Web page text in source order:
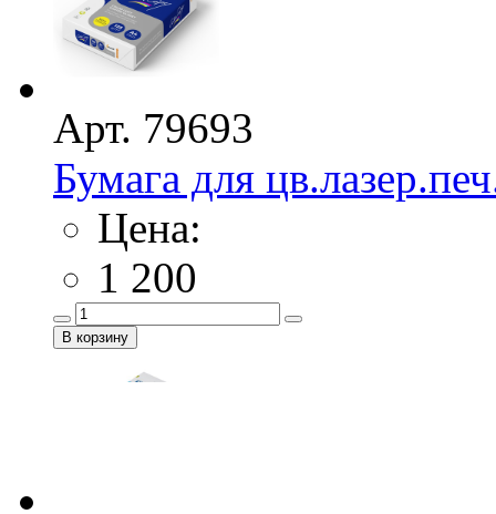
Арт. 79693
Бумага для
Цена:
1 200